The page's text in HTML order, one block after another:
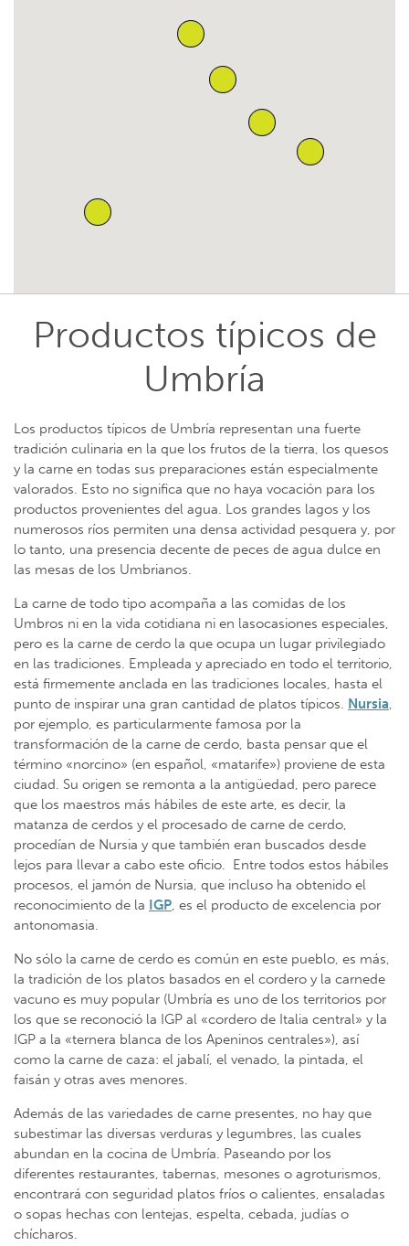
Productos típicos de
Umbría
Los productos típicos de Umbría representan una fuerte
tradición culinaria en la que los frutos de la tierra, los quesos
y la carne en todas sus preparaciones están especialmente
valorados. Esto no significa que no haya vocación para los
productos provenientes del agua. Los grandes lagos y los
numerosos ríos permiten una densa actividad pesquera y, por
lo tanto, una presencia decente de peces de agua dulce en
las mesas de los Umbrianos.
La carne de todo tipo acompaña a las comidas de los
Umbros ni en la vida cotidiana ni en lasocasiones especiales,
pero es la carne de cerdo la que ocupa un lugar privilegiado
en las tradiciones. Empleada y apreciado en todo el territorio,
está firmemente anclada en las tradiciones locales, hasta el
punto de inspirar una gran cantidad de platos típicos. Nursia,
por ejemplo, es particularmente famosa por la
transformación de la carne de cerdo, basta pensar que el
término «norcino» (en español, «matarife») proviene de esta
ciudad. Su origen se remonta a la antigüedad, pero parece
que los maestros más hábiles de este arte, es decir, la
matanza de cerdos y el procesado de carne de cerdo,
procedían de Nursia y que también eran buscados desde
lejos para llevar a cabo este oficio. Entre todos estos hábiles
procesos, el jamón de Nursia, que incluso ha obtenido el
reconocimiento de la IGP, es el producto de excelencia por
antonomasia.
No sólo la carne de cerdo es común en este pueblo, es más,
la tradición de los platos basados en el cordero y la carnede
vacuno es muy popular (Umbría es uno de los territorios por
los que se reconoció la IGP al «cordero de Italia central» y la
IGP a la «ternera blanca de los Apeninos centrales»), así
como la carne de caza: el jabalí, el venado, la pintada, el
faisán y otras aves menores.
Además de las variedades de carne presentes, no hay que
subestimar las diversas verduras y legumbres, las cuales
abundan en la cocina de Umbría. Paseando por los
diferentes restaurantes, tabernas, mesones o agroturismos,
encontrará con seguridad platos fríos o calientes, ensaladas
o sopas hechas con lentejas, espelta, cebada, judías o
chícharos.